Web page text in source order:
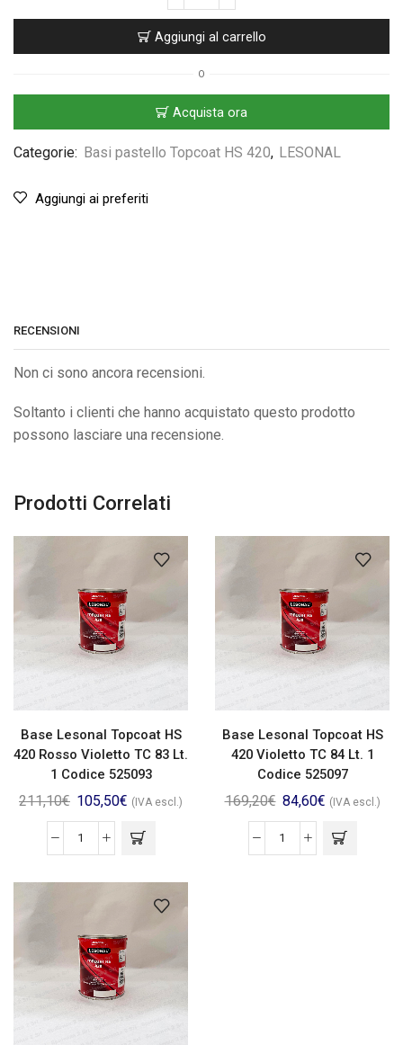
Aggiungi al carrello
O
Acquista ora
Categorie: Basi pastello Topcoat HS 420, LESONAL
Aggiungi ai preferiti
RECENSIONI
Non ci sono ancora recensioni.
Soltanto i clienti che hanno acquistato questo prodotto
possono lasciare una recensione.
Prodotti Correlati
Base Lesonal Topcoat HS
420 Rosso Violetto TC 83 Lt.
1 Codice 525093
211,10€ 105,50€ (IVA escl.)
Base Lesonal Topcoat HS
420 Violetto TC 84 Lt. 1
Codice 525097
169,20€ 84,60€ (IVA escl.)